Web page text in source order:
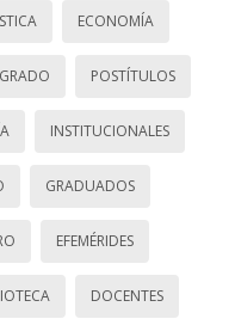
ECONOMÍA
POSTÍTULOS
INSTITUCIONALES
GRADUADOS
EFEMÉRIDES
DOCENTES